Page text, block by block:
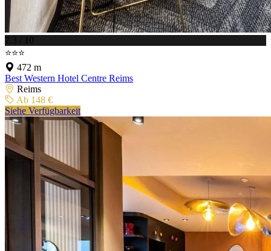
7.3 / 10
⭐⭐⭐
472 m
Best Western Hotel Centre Reims
Reims
Ab 148 €
Siehe Verfügbarkeit